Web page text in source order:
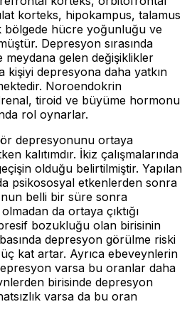
korteks, hipokampus, talamus
bölgede hücre yoğunluğu ve
Depresyon sırasında
gelen değişiklikler
kişiyi depresyona daha yatkın
Noroendokrin
tiroid ve büyüme hormonu
rol oynarlar.
depresyonunu ortaya
kalıtımdır. İkiz çalışmalarında
olduğu belirtilmiştir. Yapılan
psikososyal etkenlerden sonra
belli bir süre sonra
da ortaya çıktığı
bozukluğu olan birisinin
depresyon görülme riski
kat artar. Ayrıca ebeveynlerin
varsa bu oranlar daha
birisinde depresyon
varsa da bu oran